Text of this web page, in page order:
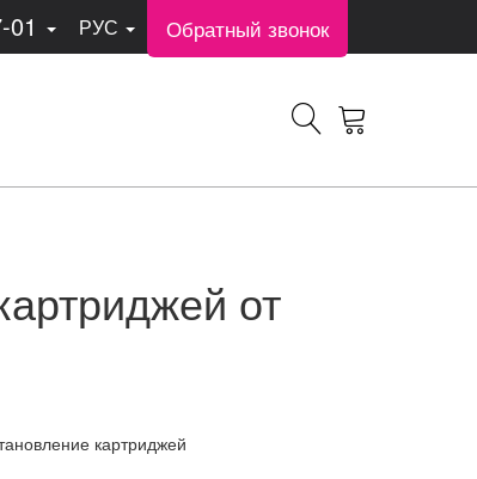
01 РУС Обратный звонок
от